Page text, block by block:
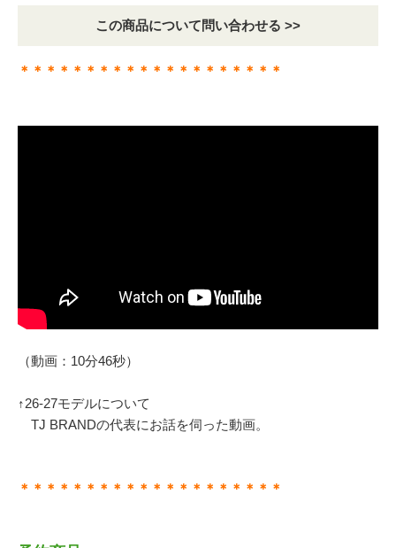
この商品について問い合わせる >>
＊＊＊＊＊＊＊＊＊＊＊＊＊＊＊＊＊＊＊＊
（動画：10分46秒）
↑26-27モデルについて
TJ BRANDの代表にお話を伺った動画。
＊＊＊＊＊＊＊＊＊＊＊＊＊＊＊＊＊＊＊＊